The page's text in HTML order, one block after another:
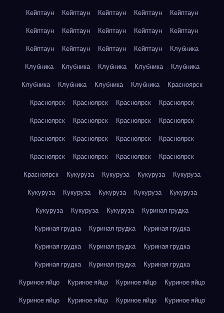
Кейптаун
Кейптаун Кейптаун Кейптаун
Кейптаун
Кейптаун
Кейптаун Кейптаун Кейптаун
Кейптаун
Кейптаун
Кейптаун Кейптаун Кейптаун
Клубника
Клубника
Клубника Клубника Клубника
Клубника
Клубника
Клубника Клубника Клубника
Красноярск
Красноярск
Красноярск Красноярск
Красноярск
Красноярск
Красноярск Красноярск
Красноярск
Красноярск
Красноярск Красноярск
Красноярск
Красноярск
Красноярск Красноярск
Красноярск
Красноярск
Кукуруза Кукуруза Кукуруза
Кукуруза
Кукуруза
Кукуруза Кукуруза Кукуруза
Кукуруза
Кукуруза
Кукуруза Кукуруза
Куриная грудка
Куриная грудка
Куриная грудка
Куриная грудка
Куриная грудка
Куриная грудка
Куриная грудка
Куриная грудка
Куриная грудка
Куриная грудка
Куриное яйцо
Куриное яйцо Куриное яйцо
Куриное яйцо
Куриное яйцо
Куриное яйцо Куриное яйцо
Куриное яйцо